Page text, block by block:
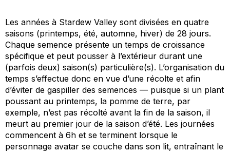
Les années à Stardew Valley sont divisées en quatre
saisons (printemps, été, automne, hiver) de 28 jours.
Chaque semence présente un temps de croissance
spécifique et peut pousser à l’extérieur durant une
(parfois deux) saison(s) particulière(s). L’organisation du
temps s’effectue donc en vue d’une récolte et afin
d’éviter de gaspiller des semences — puisque si un plant
poussant au printemps, la pomme de terre, par
exemple, n’est pas récolté avant la fin de la saison, il
meurt au premier jour de la saison d’été. Les journées
commencent à 6h et se terminent lorsque le
personnage avatar se couche dans son lit, entraînant le